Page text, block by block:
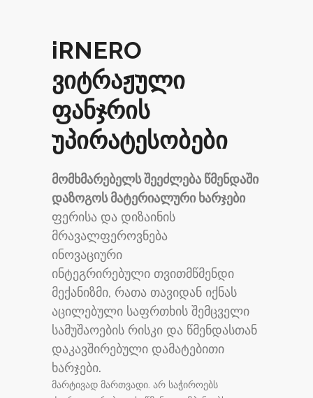
iRNERO
ვიტრაჟული
ფანჯრის
უპირატესობები
მომხმარებელს შეეძლება წმენდაში
დაზოგოს მატერიალური ხარჯები
ფერისა და დიზაინის
მრავალფეროვნება
ინოვაციური
ინტეგრირებული თვითმწმენდი
მექანიზმი, რათა თავიდან იქნას
აცილებული საფრთხის შემცველი
სამუშაოების რისკი და წმენდასთან
დაკავშირებული დამატებითი
ხარჯები.
მარტივად მართვადი. არ საჭიროებს